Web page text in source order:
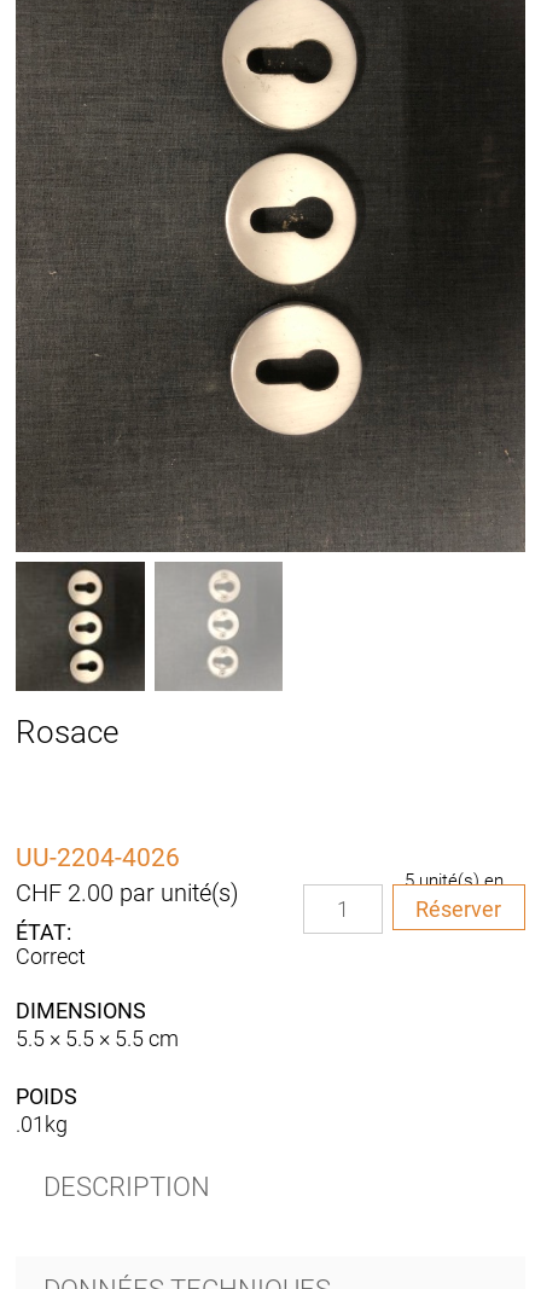
Rosace
UU-2204-4026
5 unité(s) en
stock
CHF 2.00 par unité(s)
Correct
DIMENSIONS
5.5 × 5.5 × 5.5 cm
POIDS
.01kg
quantité
Réserver
DESCRIPTION